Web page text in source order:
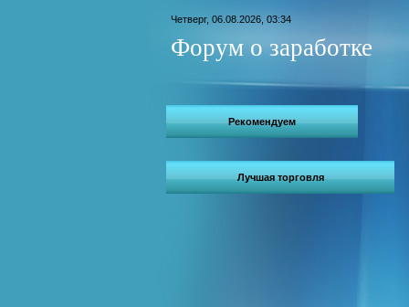
Четверг, 06.08.2026, 03:34
Форум о заработке
Рекомендуем
Лучшая торговля